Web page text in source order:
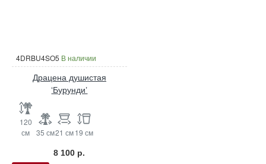
4DRBU4SO5 В наличии
Драцена душистая
‘Бурунди’
120
см
35 см21 см19 см
8 100 р.